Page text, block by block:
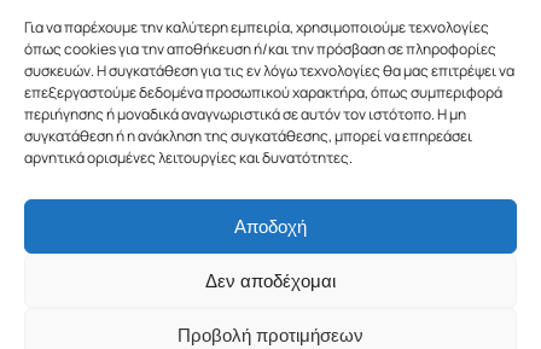
Για να παρέχουμε την καλύτερη εμπειρία, χρησιμοποιούμε τεχνολογίες
όπως cookies για την αποθήκευση ή/και την πρόσβαση σε πληροφορίες
συσκευών. Η συγκατάθεση για τις εν λόγω τεχνολογίες θα μας επιτρέψει να
επεξεργαστούμε δεδομένα προσωπικού χαρακτήρα, όπως συμπεριφορά
περιήγησης ή μοναδικά αναγνωριστικά σε αυτόν τον ιστότοπο. Η μη
συγκατάθεση ή η ανάκληση της συγκατάθεσης, μπορεί να επηρεάσει
αρνητικά ορισμένες λειτουργίες και δυνατότητες.
Αποδοχή
Δεν αποδέχομαι
Προβολή προτιμήσεων
+30 28311 81456
© 2026 Petzone.gr – All Rights Reserved.
Crafted with ♡ by
Solvit I.T. Solutions & Consulting